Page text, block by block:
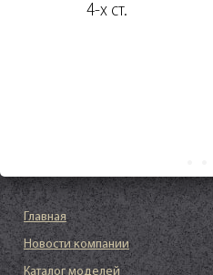
4-х ст.
Главная
Новости компании
Каталог моделей